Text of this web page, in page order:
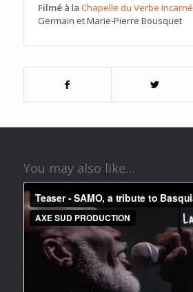
Filméà la Chapelle du Verbe Incarné
Germain et Marie-Pierre Bousquet
You may also like…